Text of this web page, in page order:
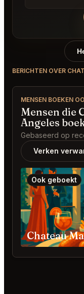
BERICHTEN OVER
MENSEN BOEKEN
Mensen die
Angeles
Gebaseerd op
Verken
Ook geboekt